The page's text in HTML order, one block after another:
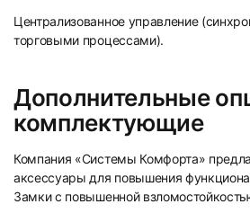
Централизованное управление
торговыми процессами).
Дополнительные
комплектующие
Компания «Системы Комфорта»
аксессуары для повышения
Замки с повышенной